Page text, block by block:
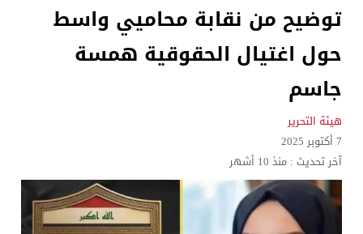
العراق: لا تهديد على الحدود مع سوريا وتحركات
بينهم ضابطان.. توقيف أربعة منتسبين بشرطة النجف
توضيح من نقابة محاميي واسط
حول اغتيال الحقوقية همسة
جاسم
هيئة التحرير
7 أكتوبر 2025
آخر تحديث :منذ 10 أشهر